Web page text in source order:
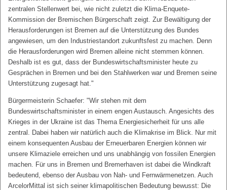
zentralen Stellenwert bei, wie nicht zuletzt die Klima-Enquete-
Kommission der Bremischen Bürgerschaft zeigt. Zur Bewältigung der
Herausforderungen ist Bremen auf die Unterstützung des Bundes
angewiesen, um den Industriestandort zukunftsfest zu machen. Denn
die Herausforderungen wird Bremen alleine nicht stemmen können.
Deshalb ist es gut, dass der Bundeswirtschaftsminister heute zu
Gesprächen in Bremen und bei den Stahlwerken war und Bremen seine
Unterstützung zugesagt hat."
Bürgermeisterin Schaefer: "Wir stehen mit dem
Bundeswirtschaftsminister in einem engen Austausch. Angesichts des
Krieges in der Ukraine ist das Thema Energiesicherheit für uns alle
zentral. Dabei haben wir natürlich auch die Klimakrise im Blick. Nur mit
einem konsequenten Ausbau der Erneuerbaren Energien können wir
unsere Klimaziele erreichen und uns unabhängig von fossilen Energien
machen. Für uns in Bremen und Bremerhaven ist dabei die Windkraft
bedeutend, ebenso der Ausbau von Nah- und Fernwärmenetzen. Auch
ArcelorMittal ist sich seiner klimapolitischen Bedeutung bewusst: Die